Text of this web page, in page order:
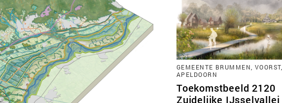
GEMEENTE BRUMMEN,
APELDOORN
Toekomstbeeld 2120
Zuidelijke IJsselvallei